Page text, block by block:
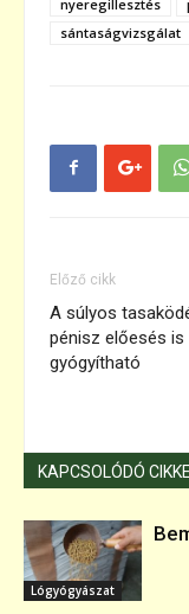
nyeregillesztés
sántaságvizsgálat
Előző cikk
A súlyos
pénisz előesés is
gyógyítható
KAPCSOLÓDÓ
Lógyógyászat